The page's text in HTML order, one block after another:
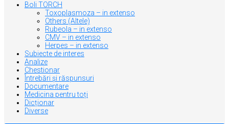
Boli TORCH
Toxoplasmoza – in extenso
Others (Altele)
Rubeola – in extenso
CMV – in extenso
Herpes – in extenso
Subiecte de interes
Analize
Chestionar
Întrebări şi răspunsuri
Documentare
Medicina pentru toți
Dicționar
Diverse